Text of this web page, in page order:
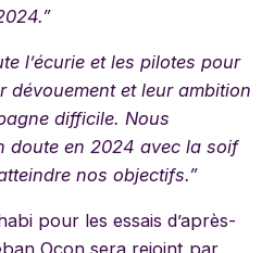
l’écurie et les pilotes pour
dévouement et leur ambition
difficile. Nous
doute en 2024 avec la soif
nos objectifs.”
pour les essais d’après-
Ocon sera rejoint par